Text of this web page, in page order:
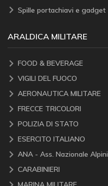
Spille portachiavi e gadget
ARALDICA MILITARE
FOOD & BEVERAGE
VIGILI DEL FUOCO
AERONAUTICA MILITARE
FRECCE TRICOLORI
POLIZIA DI STATO
ESERCITO ITALIANO
ANA - Ass. Nazionale Alpini
CARABINIERI